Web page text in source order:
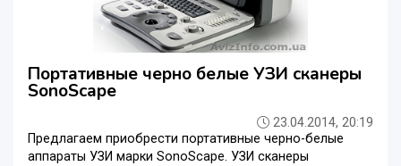
Портативные черно белые УЗИ сканеры
SonoScape
23.04.2014, 20:19
Предлагаем приобрести портативные черно-белые
аппараты УЗИ марки SonoScape. УЗИ сканеры